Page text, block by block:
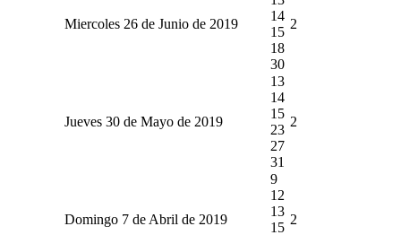
Miercoles 26 de Junio de 2019
14
15
18
30
2
Jueves 30 de Mayo de 2019
13
14
15
23
27
31
2
Domingo 7 de Abril de 2019
9
12
13
15
2